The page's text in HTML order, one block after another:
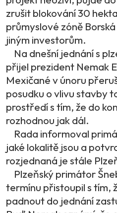
zrušit blokování 30
průmyslové zóně
jiným investorům.
Na dnešní jednání s
přijel prezident Nemak
Mexičané v únoru
posudku o vlivu stavby
prostředí s tím, že do
rozhodnou jak dál.
Rada informoval
jaké lokalitě jsou a
rozjednaná je stále
Plzeňský primátor
termínu přistoupil s tím,
padnout do jednání